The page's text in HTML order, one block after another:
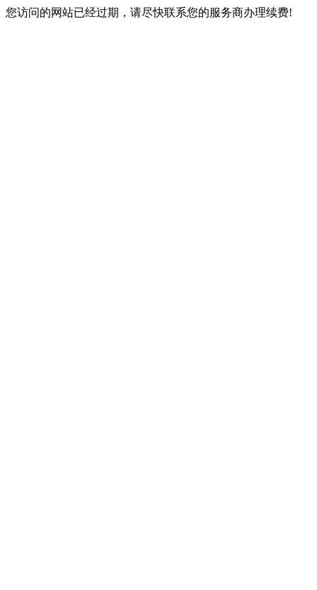
您访问的网站已经过期，请尽快联系您的服务商办理续费!